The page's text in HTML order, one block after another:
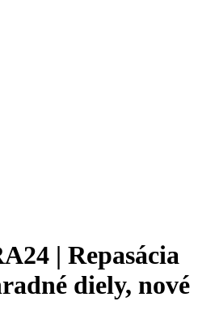
| Repasácia
diely, nové